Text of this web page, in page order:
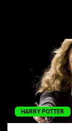
HARRY POTTER